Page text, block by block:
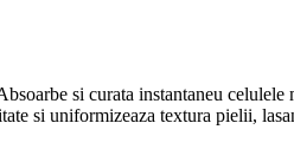
si curata instantaneu celulele
si uniformizeaza textura pielii,